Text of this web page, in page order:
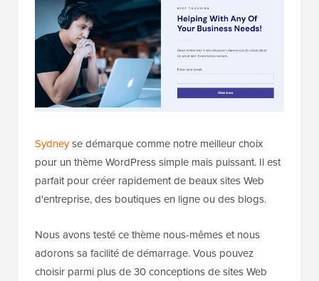
Sydneyse démarque comme notre meilleur choix
pour un thème WordPress simple mais puissant. Il est
parfait pour créer rapidement de beaux sites Web
d'entreprise, des boutiques en ligne ou des blogs.
Nous avons testé ce thème nous-mêmes et nous
adorons sa facilité de démarrage. Vous pouvez
choisir parmi plus de 30 conceptions de sites Web